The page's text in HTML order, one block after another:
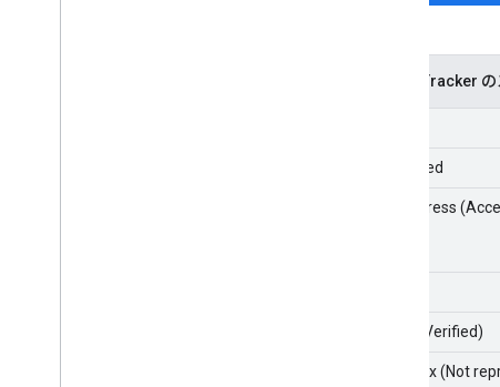
Issue Tracker
Assigned
In Progress
Fixed (Verified)
Won't fix (Not